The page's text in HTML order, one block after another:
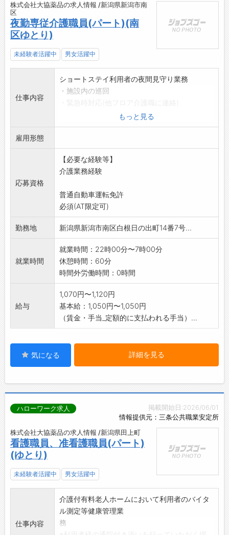
株式会社大協薬品の求人情報 /新潟県新潟市南
区
夜勤専従介護職員(パート)(南
区ゆとり)
未経験者活躍中 男女活躍中
仕事内容
ショートステイ利用者の夜間見守り業務
・施設内の巡回
※無資格・未経験者可
*兼業可・副業可
もっと見る
雇用形態
応募資格
【必要な経験等】
介護業務経験
普通自動車運転免許
必須(AT限定可)
勤務地 新潟県新潟市南区白根日の出町14番7号...
就業時間
就業時間：22時00分〜7時00分
休憩時間：60分
時間外労働時間：0時間
給与
1,070円〜1,120円
基本給：1,050円〜1,050円
（賃金・手当_定額的に支払われる手当）...
気になる 詳細を見る
掲載開始日:2026/06/01
情報提供元：三条公共職業安定所
ハローワーク求人
株式会社大協薬品の求人情報 /新潟県田上町
看護職員、准看護職員(パート)
(ゆとり)
未経験者活躍中 男女活躍中
仕事内容
介護付有料老人ホームにおいて利用者のバイタ
ル測定等健康管理業
務